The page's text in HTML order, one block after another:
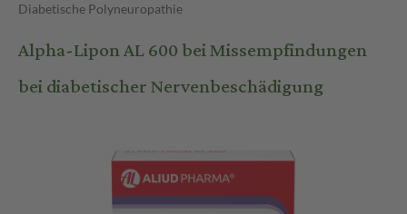
Diabetische Polyneuropathie
Alpha-Lipon AL 600 bei Missempfindungen
bei diabetischer Nervenbeschädigung